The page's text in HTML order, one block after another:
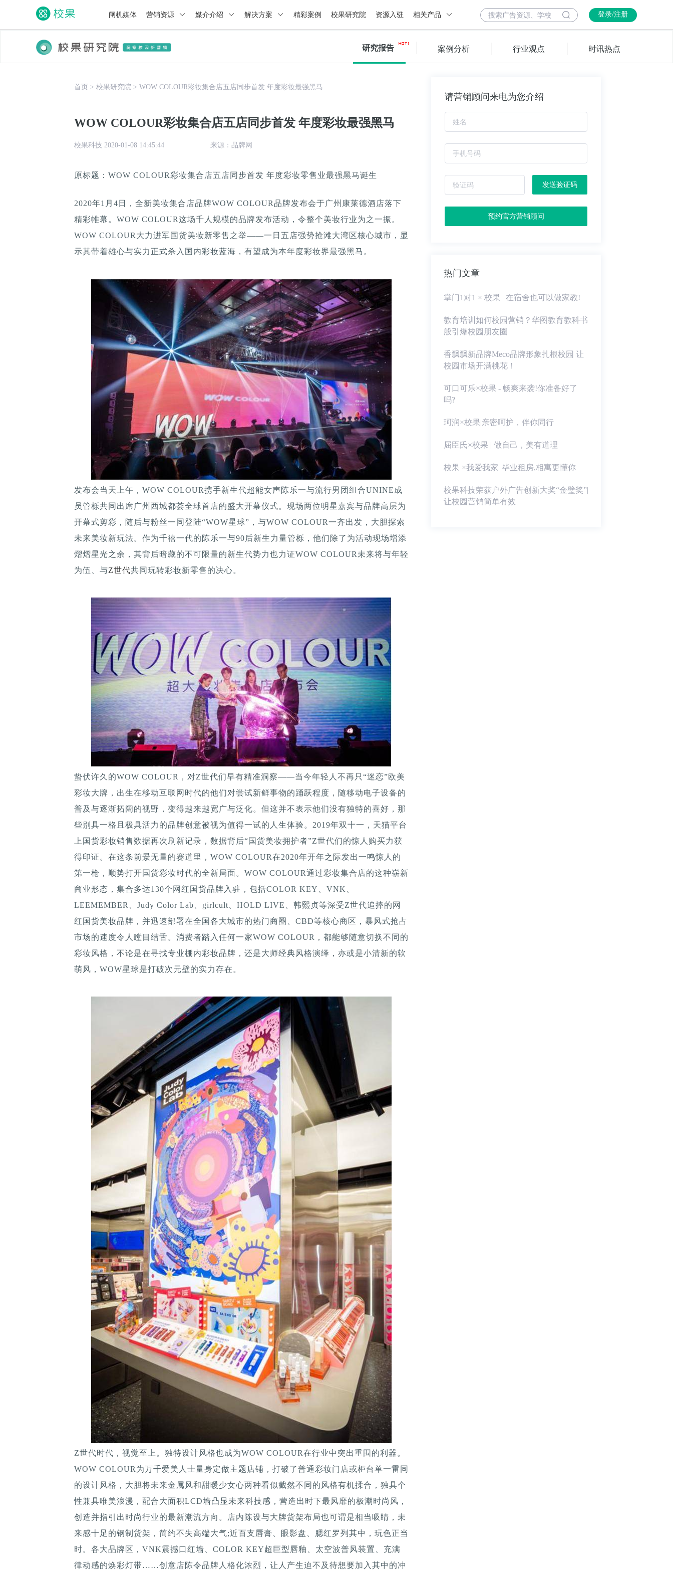
闸机媒体 营销资源 媒介介绍 解决方案 精彩案例 校果研究院 资源入驻 相关产品 登录/注册
研究报告 案例分析 行业观点 时讯热点
首页 > 校果研究院 > WOW COLOUR彩妆集合店五店同步首发 年度彩妆最强黑马
WOW COLOUR彩妆集合店五店同步首发 年度彩妆最强黑马
校果科技 2020-01-08 14:45:44 来源：品牌网
原标题：WOW COLOUR彩妆集合店五店同步首发 年度彩妆零售业最强黑马诞生
2020年1月4日，全新美妆集合店品牌WOW COLOUR品牌发布会于广州康莱德酒店落下
精彩帷幕。WOW COLOUR这场千人规模的品牌发布活动，令整个美妆行业为之一振。
WOW COLOUR大力进军国货美妆新零售之举——一日五店强势抢滩大湾区核心城市，显
示其带着雄心与实力正式杀入国内彩妆蓝海，有望成为本年度彩妆界最强黑马。
发布会当天上午，WOW COLOUR携手新生代超能女声陈乐一与流行男团组合UNINE成
员管栎共同出席广州西城都荟全球首店的盛大开幕仪式。现场两位明星嘉宾与品牌高层为
开幕式剪彩，随后与粉丝一同登陆“WOW星球”，与WOW COLOUR一齐出发，大胆探索
未来美妆新玩法。作为千禧一代的陈乐一与90后新生力量管栎，他们除了为活动现场增添
熠熠星光之余，其背后暗藏的不可限量的新生代势力也力证WOW COLOUR未来将与年轻
为伍、与Z世代共同玩转彩妆新零售的决心。
蛰伏许久的WOW COLOUR，对Z世代们早有精准洞察——当今年轻人不再只“迷恋”欧美
彩妆大牌，出生在移动互联网时代的他们对尝试新鲜事物的踊跃程度，随移动电子设备的
普及与逐渐拓阔的视野，变得越来越宽广与泛化。但这并不表示他们没有独特的喜好，那
些别具一格且极具活力的品牌创意被视为值得一试的人生体验。2019年双十一，天猫平台
上国货彩妆销售数据再次刷新记录，数据背后“国货美妆拥护者”Z世代们的惊人购买力获
得印证。在这条前景无量的赛道里，WOW COLOUR在2020年开年之际发出一鸣惊人的
第一枪，顺势打开国货彩妆时代的全新局面。WOW COLOUR通过彩妆集合店的这种崭新
商业形态，集合多达130个网红国货品牌入驻，包括COLOR KEY、VNK、
LEEMEMBER、Judy Color Lab、girlcult、HOLD LIVE、韩熙贞等深受Z世代追捧的网
红国货美妆品牌，并迅速部署在全国各大城市的热门商圈、CBD等核心商区，暴风式抢占
市场的速度令人瞠目结舌。消费者踏入任何一家WOW COLOUR，都能够随意切换不同的
彩妆风格，不论是在寻找专业棚内彩妆品牌，还是大师经典风格演绎，亦或是小清新的软
萌风，WOW星球是打破次元壁的实力存在。
Z世代时代，视觉至上。独特设计风格也成为WOW COLOUR在行业中突出重围的利器。
WOW COLOUR为万千爱美人士量身定做主题店铺，打破了普通彩妆门店或柜台单一雷同
的设计风格，大胆将未来金属风和甜暖少女心两种看似截然不同的风格有机揉合，独具个
性兼具唯美浪漫，配合大面积LCD墙凸显未来科技感，营造出时下最风靡的极潮时尚风，
创造并指引出时尚行业的最新潮流方向。店内陈设与大牌货架布局也可谓是相当吸睛，未
来感十足的钢制货架，简约不失高端大气;近百支唇膏、眼影盘、腮红罗列其中，玩色正当
时。各大品牌区，VNK震撼口红墙、COLOR KEY超巨型唇釉、太空波普风装置、充满
律动感的焕彩灯带……创意店陈令品牌人格化浓烈，让人产生迫不及待想要加入其中的冲
请营销顾问来电为您介绍
发送验证码
预约官方营销顾问
热门文章
掌门1对1 × 校果 | 在宿舍也可以做家教!
教育培训如何校园营销？华图教育教科书
般引爆校园朋友圈
香飘飘新品牌Meco品牌形象扎根校园 让
校园市场开满桃花！
可口可乐×校果 - 畅爽来袭!你准备好了
吗?
珂润×校果|亲密呵护，伴你同行
屈臣氏×校果 | 做自己，美有道理
校果 ×我爱我家 |毕业租房,相寓更懂你
校果科技荣获户外广告创新大奖“金璧奖”|
让校园营销简单有效